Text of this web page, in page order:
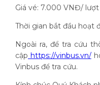
Giá vé: 7.000 VNĐ/ lượt
Thời gian bắt đầu hoạt
Ngoài ra, để tra cứu
cập https://vinbus.vn/
Vinbus để tra cứu.